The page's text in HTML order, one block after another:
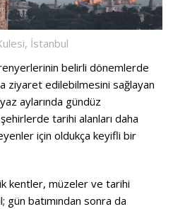
İstanbul
belirli dönemlerde
ziyaret edilebilmesini sağlayan
aylarında gündüz
şehirlerde tarihi alanları daha
için oldukça keyifli bir
kentler, müzeler ve tarihi
gün batımından sonra da